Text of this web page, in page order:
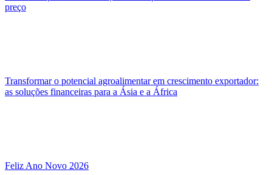
preço
Transformar o potencial agroalimentar em crescimento exportador:
as soluções financeiras para a Ásia e a África
Feliz Ano Novo 2026